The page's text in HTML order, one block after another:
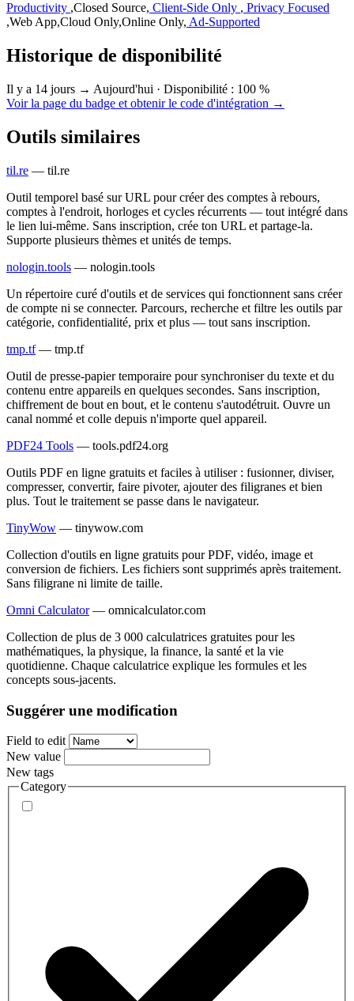
Productivity ,Closed Source, Client-Side Only , Privacy Focused
,Web App,Cloud Only,Online Only, Ad-Supported
Historique de disponibilité
Il y a 14 jours → Aujourd'hui · Disponibilité : 100 %
Voir la page du badge et obtenir le code d'intégration →
Outils similaires
til.re — til.re
Outil temporel basé sur URL pour créer des comptes à rebours,
comptes à l'endroit, horloges et cycles récurrents — tout intégré dans
le lien lui-même. Sans inscription, crée ton URL et partage-la.
Supporte plusieurs thèmes et unités de temps.
nologin.tools — nologin.tools
Un répertoire curé d'outils et de services qui fonctionnent sans créer
de compte ni se connecter. Parcours, recherche et filtre les outils par
catégorie, confidentialité, prix et plus — tout sans inscription.
tmp.tf — tmp.tf
Outil de presse-papier temporaire pour synchroniser du texte et du
contenu entre appareils en quelques secondes. Sans inscription,
chiffrement de bout en bout, et le contenu s'autodétruit. Ouvre un
canal nommé et colle depuis n'importe quel appareil.
PDF24 Tools — tools.pdf24.org
Outils PDF en ligne gratuits et faciles à utiliser : fusionner, diviser,
compresser, convertir, faire pivoter, ajouter des filigranes et bien
plus. Tout le traitement se passe dans le navigateur.
TinyWow — tinywow.com
Collection d'outils en ligne gratuits pour PDF, vidéo, image et
conversion de fichiers. Les fichiers sont supprimés après traitement.
Sans filigrane ni limite de taille.
Omni Calculator — omnicalculator.com
Collection de plus de 3 000 calculatrices gratuites pour les
mathématiques, la physique, la finance, la santé et la vie
quotidienne. Chaque calculatrice explique les formules et les
concepts sous-jacents.
Suggérer une modification
Field to edit
New value
New tags
Category